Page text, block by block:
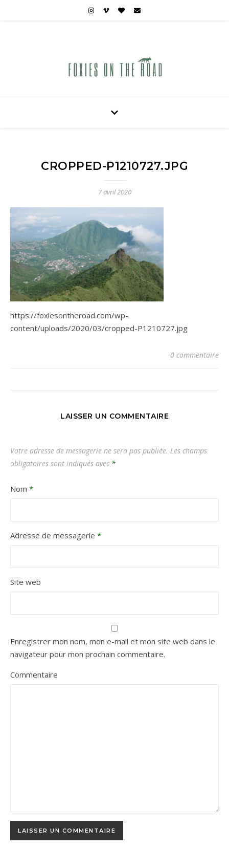
CROPPED-P1210727.JPG
7 avril 2020
https://foxiesontheroad.com/wp-
content/uploads/2020/03/cropped-P1210727.jpg
0 commentaire
LAISSER UN COMMENTAIRE
Votre adresse de messagerie ne sera pas publiée. Les champs
obligatoires sont indiqués avec *
Nom *
Adresse de messagerie *
Site web
Enregistrer mon nom, mon e-mail et mon site web dans le
navigateur pour mon prochain commentaire.
Commentaire